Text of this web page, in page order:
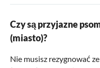
Czy są przyjazne
(miasto)?
Nie musisz rezygnować